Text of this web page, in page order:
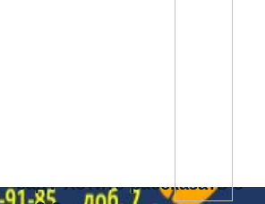
сад? Хотите рассказать о